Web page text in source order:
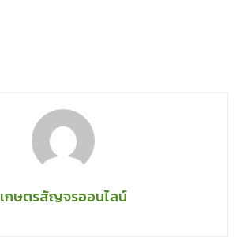
เกษตรสัญจรออนไลน์